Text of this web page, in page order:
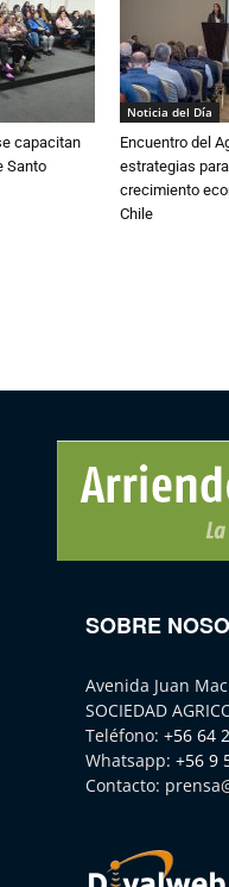
capacitan
Santo
Noticia del Día
Encuentro del
estrategias
crecimiento
Chile
SOBRE
Avenida Juan
SOCIEDAD
Teléfono: +56 64
Whatsapp: +56 9
Contacto: